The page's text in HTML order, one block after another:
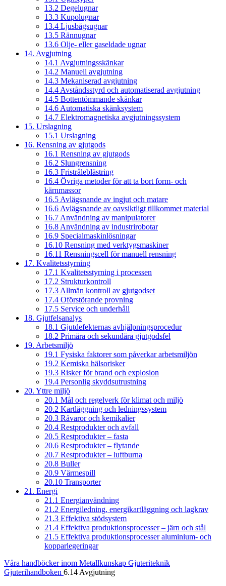
13.2 Degelugnar
13.3 Kupolugnar
13.4 Ljusbågsugnar
13.5 Rännugnar
13.6 Olje- eller gaseldade ugnar
14. Avgjutning
14.1 Avgjutningsskänkar
14.2 Manuell avgjutning
14.3 Mekaniserad avgjutning
14.4 Avståndsstyrd och automatiserad avgjutning
14.5 Bottentömmande skänkar
14.6 Automatiska skänksystem
14.7 Elektromagnetiska avgjutningssystem
15. Urslagning
15.1 Urslagning
16. Rensning av gjutgods
16.1 Rensning av gjutgods
16.2 Slungrensning
16.3 Fristråleblästring
16.4 Övriga metoder för att ta bort form- och
kärnmassor
16.5 Avlägsnande av ingjut och matare
16.6 Avlägsnande av oavsiktligt tillkommet material
16.7 Användning av manipulatorer
16.8 Användning av industrirobotar
16.9 Specialmaskinlösningar
16.10 Rensning med verktygsmaskiner
16.11 Rensningscell för manuell rensning
17. Kvalitetsstyrning
17.1 Kvalitetsstyrning i processen
17.2 Strukturkontroll
17.3 Allmän kontroll av gjutgodset
17.4 Oförstörande provning
17.5 Service och underhåll
18. Gjutfelsanalys
18.1 Gjutdefekternas avhjälpningsprocedur
18.2 Primära och sekundära gjutgodsfel
19. Arbetsmiljö
19.1 Fysiska faktorer som påverkar arbetsmiljön
19.2 Kemiska hälsorisker
19.3 Risker för brand och explosion
19.4 Personlig skyddsutrustning
20. Yttre miljö
20.1 Mål och regelverk för klimat och miljö
20.2 Kartläggning och ledningssystem
20.3 Råvaror och kemikalier
20.4 Restprodukter och avfall
20.5 Restprodukter – fasta
20.6 Restprodukter – flytande
20.7 Restprodukter – luftburna
20.8 Buller
20.9 Värmespill
20.10 Transporter
21. Energi
21.1 Energianvändning
21.2 Energiledning, energikartläggning och lagkrav
21.3 Effektiva stödsystem
21.4 Effektiva produktionsprocesser – järn och stål
21.5 Effektiva produktionsprocesser aluminium- och
kopparlegeringar
Våra handböcker inom Metallkunskap Gjuteriteknik
Gjuterihandboken 6.14 Avgjutning